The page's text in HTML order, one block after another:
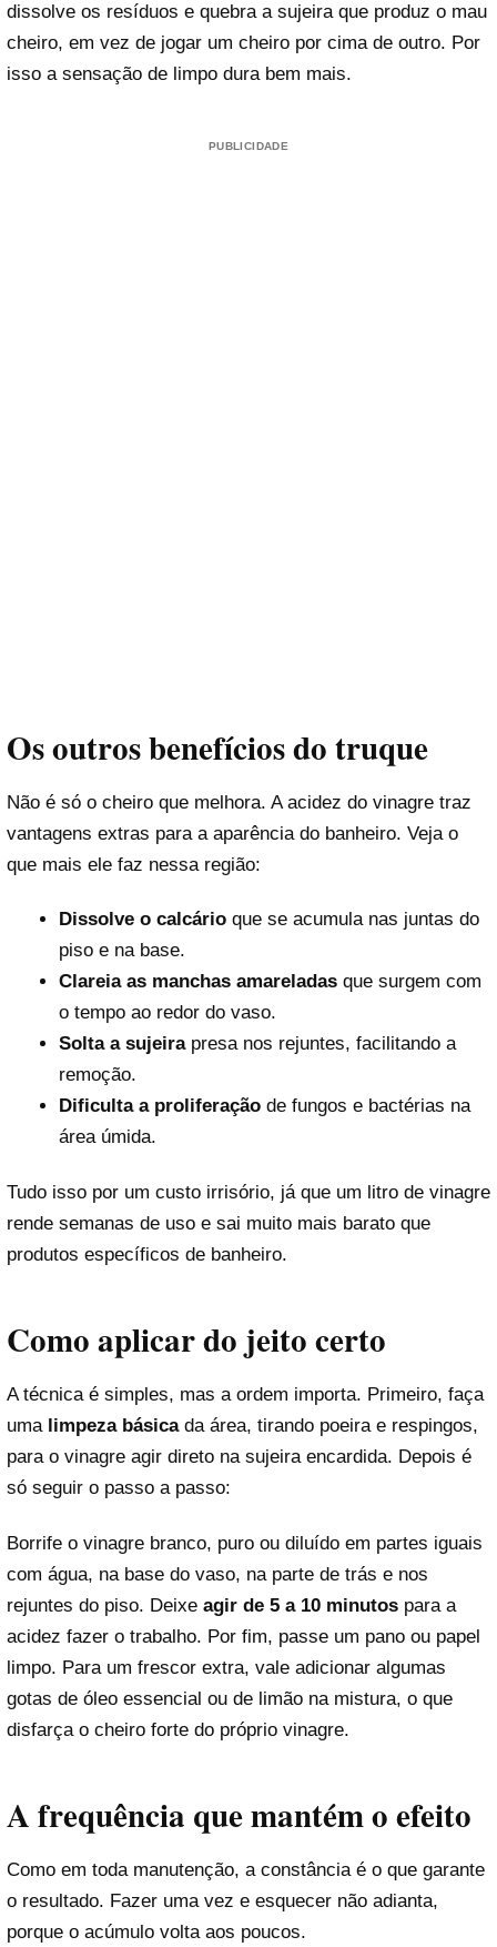
dissolve os resíduos e quebra a sujeira que produz o mau
cheiro, em vez de jogar um cheiro por cima de outro. Por
isso a sensação de limpo dura bem mais.
PUBLICIDADE
Os outros benefícios do truque
Não é só o cheiro que melhora. A acidez do vinagre traz
vantagens extras para a aparência do banheiro. Veja o
que mais ele faz nessa região:
Dissolve o calcárioque se acumula nas juntas do
piso e na base.
Clareia as manchas amareladasque surgem com
o tempo ao redor do vaso.
Solta a sujeirapresa nos rejuntes, facilitando a
remoção.
Dificulta a proliferaçãode fungos e bactérias na
área úmida.
Tudo isso por um custo irrisório, já que um litro de vinagre
rende semanas de uso e sai muito mais barato que
produtos específicos de banheiro.
Como aplicar do jeito certo
A técnica é simples, mas a ordem importa. Primeiro, faça
uma limpeza básicada área, tirando poeira e respingos,
para o vinagre agir direto na sujeira encardida. Depois é
só seguir o passo a passo:
Borrife o vinagre branco, puro ou diluído em partes iguais
com água, na base do vaso, na parte de trás e nos
rejuntes do piso. Deixe agir de 5 a 10 minutos para a
acidez fazer o trabalho. Por fim, passe um pano ou papel
limpo. Para um frescor extra, vale adicionar algumas
gotas de óleo essencial ou de limão na mistura, o que
disfarça o cheiro forte do próprio vinagre.
A frequência que mantém o efeito
Como em toda manutenção, a constância é o que garante
o resultado. Fazer uma vez e esquecer não adianta,
porque o acúmulo volta aos poucos.